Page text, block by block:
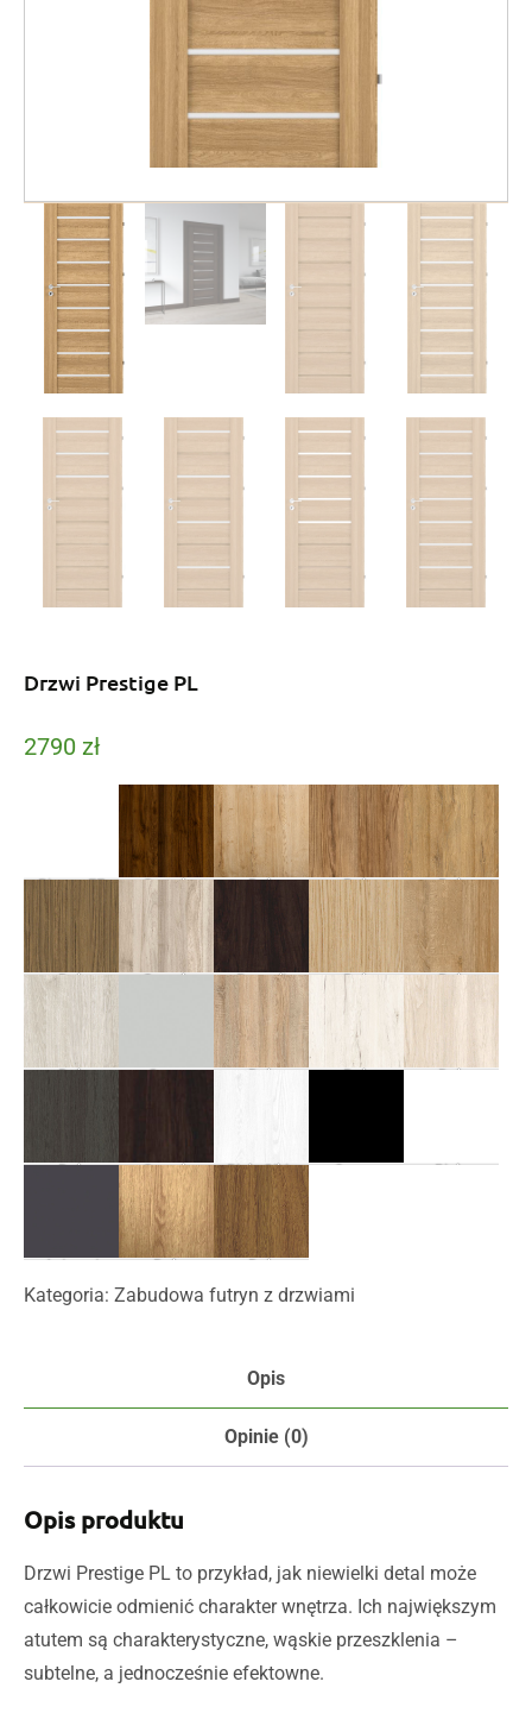
Drzwi Prestige PL
2790 zł
Bianco FF
Orzech
Nussbaum FF
Dąb
Dąb
Catania FF
Dąb
Grandson PP
Dąb
Rift CPL
Orzech
Bengali
Mango FF
Dąb
Surowy FF
Dąb
Dąb
Szary
Dąb
Dąb
Dąb
Dąb
Orzech
Włoski CPL
Biały Sibiu
FF
Czarny
Biały
Antracyt
Dąb
Dąb
Kategoria: Zabudowa futryn z drzwiami
Opis
Opinie (0)
Opis produktu
Drzwi Prestige PL to przykład, jak niewielki detal może
całkowicie odmienić charakter wnętrza. Ich największym
atutem są charakterystyczne, wąskie przeszklenia –
subtelne, a jednocześnie efektowne.